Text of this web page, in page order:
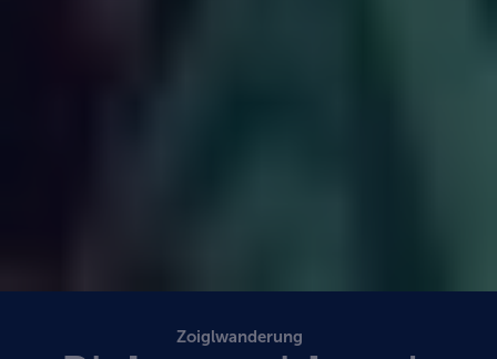
Zoiglwanderung